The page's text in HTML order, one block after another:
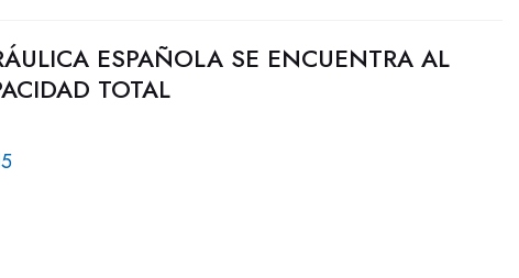
ESPAÑOLA SE ENCUENTRA AL
TOTAL